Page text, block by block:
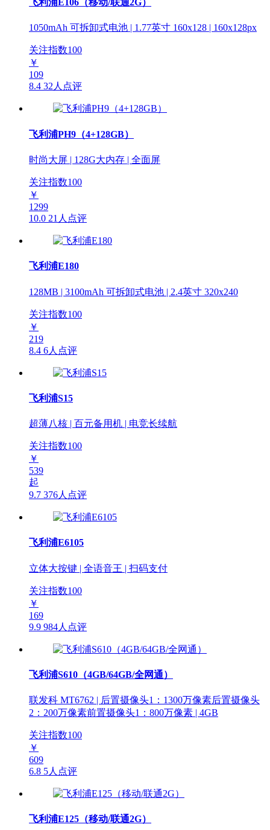
飞利浦E106（移动/联通2G）
1050mAh 可拆卸式电池 | 1.77英寸 160x128 | 160x128px
关注指数100
￥
109
8.4 32人点评
飞利浦PH9（4+128GB）
时尚大屏 | 128G大内存 | 全面屏
关注指数100
￥
1299
10.0 21人点评
飞利浦E180
128MB | 3100mAh 可拆卸式电池 | 2.4英寸 320x240
关注指数100
￥
219
8.4 6人点评
飞利浦S15
超薄八核 | 百元备用机 | 电竞长续航
关注指数100
￥
539
起
9.7 376人点评
飞利浦E6105
立体大按键 | 全语音王 | 扫码支付
关注指数100
￥
169
9.9 984人点评
飞利浦S610（4GB/64GB/全网通）
联发科 MT6762 | 后置摄像头1：1300万像素后置摄像头
2：200万像素前置摄像头1：800万像素 | 4GB
关注指数100
￥
609
6.8 5人点评
飞利浦E125（移动/联通2G）